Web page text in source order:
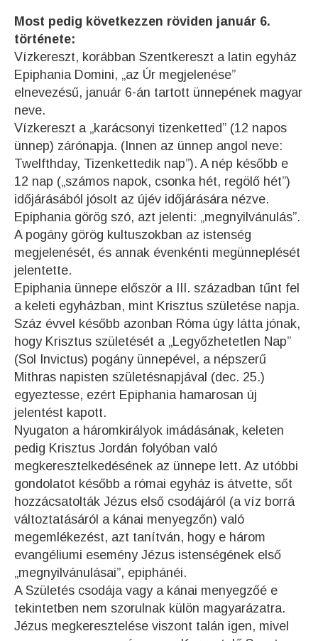
Most pedig következzen röviden január 6.
története:
Vízkereszt, korábban Szentkereszt a latin egyház
Epiphania Domini, „az Úr megjelenése”
elnevezésű, január 6-án tartott ünnepének magyar
neve.
Vízkereszt a „karácsonyi tizenketted” (12 napos
ünnep) zárónapja. (Innen az ünnep angol neve:
Twelfthday, Tizenkettedik nap”). A nép később e
12 nap („számos napok, csonka hét, regölő hét”)
időjárásából jósolt az újév időjárására nézve.
Epiphania görög szó, azt jelenti: „megnyilvánulás”.
A pogány görög kultuszokban az istenség
megjelenését, és annak évenkénti megünneplését
jelentette.
Epiphania ünnepe először a III. században tűnt fel
a keleti egyházban, mint Krisztus születése napja.
Száz évvel később azonban Róma úgy látta jónak,
hogy Krisztus születését a „Legyőzhetetlen Nap”
(Sol Invictus) pogány ünnepével, a népszerű
Mithras napisten születésnapjával (dec. 25.)
egyeztesse, ezért Epiphania hamarosan új
jelentést kapott.
Nyugaton a háromkirályok imádásának, keleten
pedig Krisztus Jordán folyóban való
megkeresztelkedésének az ünnepe lett. Az utóbbi
gondolatot később a római egyház is átvette, sőt
hozzácsatolták Jézus első csodájáról (a víz borrá
változtatásáról a kánai menyegzőn) való
megemlékezést, azt tanítván, hogy e három
evangéliumi esemény Jézus istenségének első
„megnyilvánulásai”, epiphánéi.
A Születés csodája vagy a kánai menyegzőé e
tekintetben nem szorulnak külön magyarázatra.
Jézus megkeresztelése viszont talán igen, mivel